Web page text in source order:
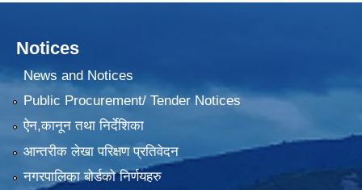
Notices
News and Notices
Public Procurement/ Tender Notices
ऐन,कानून तथा निर्देशिका
आन्तरीक लेखा परिक्षण प्रतिवेदन
नगरपालिका बोर्डको निर्णयहरु